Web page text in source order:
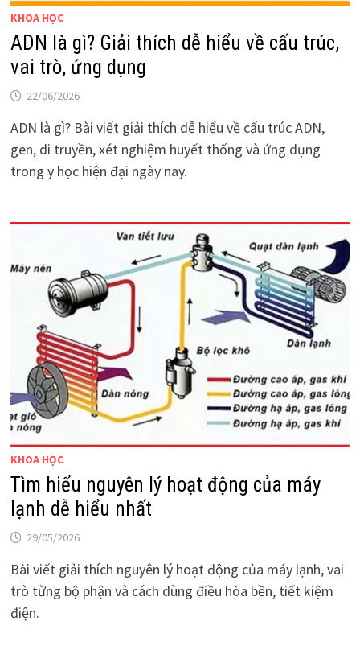
KHOA HỌC
ADN là gì? Giải thích dễ hiểu về cấu trúc,
vai trò, ứng dụng
22/06/2026
ADN là gì? Bài viết giải thích dễ hiểu về cấu trúc ADN,
gen, di truyền, xét nghiệm huyết thống và ứng dụng
trong y học hiện đại ngày nay.
KHOA HỌC
Tìm hiểu nguyên lý hoạt động của máy
lạnh dễ hiểu nhất
29/05/2026
Bài viết giải thích nguyên lý hoạt động của máy lạnh, vai
trò từng bộ phận và cách dùng điều hòa bền, tiết kiệm
điện.